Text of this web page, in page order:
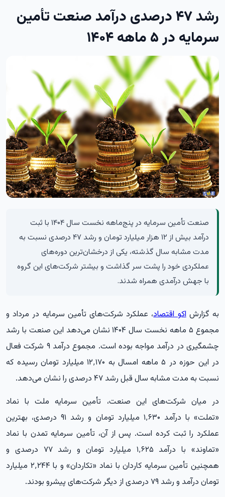
رشد ۴۷ درصدی درآمد صنعت تأمین
سرمایه در ۵ ماهه ۱۴۰۴
صنعت تأمین سرمایه در پنج‌ماهه نخست سال ۱۴۰۴ با ثبت
درآمد بیش از ۱۲ هزار میلیارد تومان و رشد ۴۷ درصدی نسبت به
مدت مشابه سال گذشته، یکی از درخشان‌ترین دوره‌های
عملکردی خود را پشت سر گذاشت و بیشتر شرکت‌های این گروه
با جهش درآمدی همراه شدند.
به گزارشاکو اقتصاد، عملکرد شرکت‌های تأمین سرمایه در مرداد و
مجموع ۵ ماهه نخست سال ۱۴۰۴ نشان می‌دهد این صنعت با رشد
چشمگیری در درآمد مواجه بوده است. مجموع درآمد ۹ شرکت فعال
در این حوزه در ۵ ماهه امسال به ۱۲٬۱۷۰ میلیارد تومان رسیده که
نسبت به مدت مشابه سال قبل رشد ۴۷ درصدی را نشان می‌دهد.
در میان شرکت‌های این صنعت، تأمین سرمایه ملت با نماد
«تملت» با درآمد ۱٬۶۳۰ میلیارد تومان و رشد ۹۱ درصدی، بهترین
عملکرد را ثبت کرده است. پس از آن، تأمین سرمایه تمدن با نماد
«تماوند» با درآمد ۱٬۶۲۵ میلیارد تومان و رشد ۷۷ درصدی و
همچنین تأمین سرمایه کاردان با نماد «تکاردان» و با ۲٬۲۴۴ میلیارد
تومان درآمد و رشد ۷۹ درصدی از دیگر شرکت‌های پیشرو بودند.